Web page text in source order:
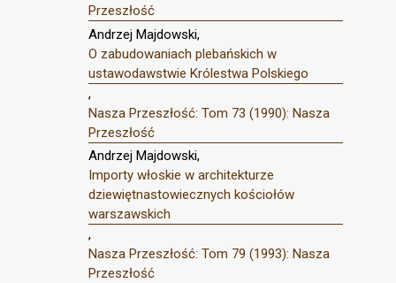
Przeszłość
Andrzej Majdowski,
O zabudowaniach plebańskich w
ustawodawstwie Królestwa Polskiego
,
Nasza Przeszłość: Tom 73 (1990): Nasza
Przeszłość
Andrzej Majdowski,
Importy włoskie w architekturze
dziewiętnastowiecznych kościołów
warszawskich
,
Nasza Przeszłość: Tom 79 (1993): Nasza
Przeszłość